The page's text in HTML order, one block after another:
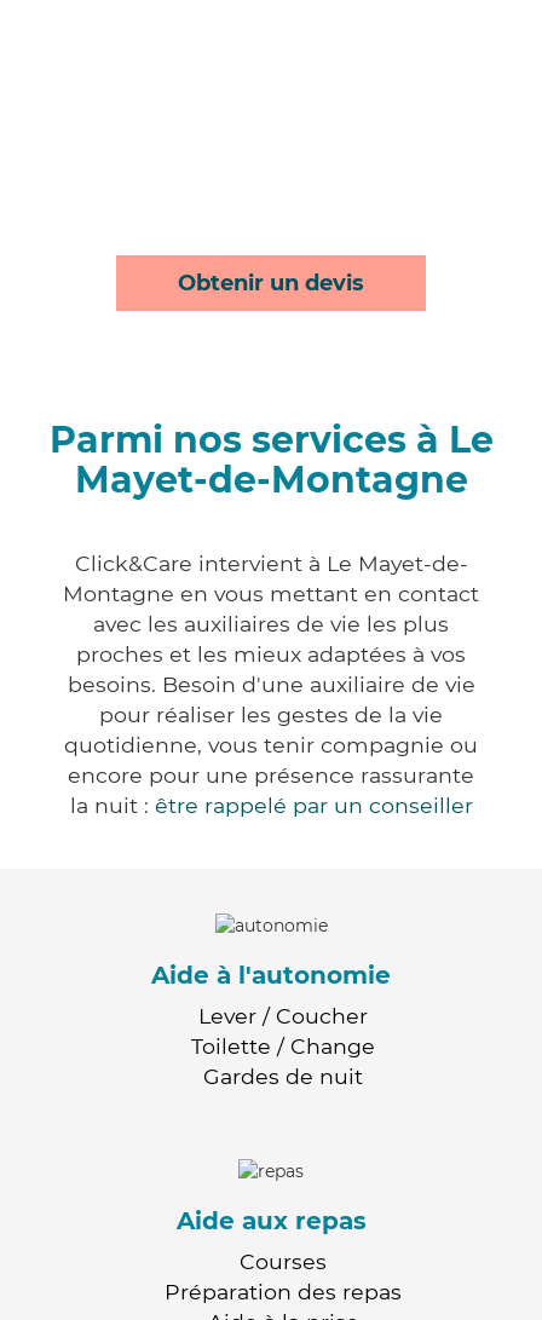
Obtenir un devis
Parmi nos services à Le
Mayet-de-Montagne
Click&Care intervient à Le Mayet-de-
Montagne en vous mettant en contact
avec les auxiliaires de vie les plus
proches et les mieux adaptées à vos
besoins. Besoin d'une auxiliaire de vie
pour réaliser les gestes de la vie
quotidienne, vous tenir compagnie ou
encore pour une présence rassurante
la nuit : être rappelé par un conseiller
Aide à l'autonomie
Lever / Coucher
Toilette / Change
Gardes de nuit
Aide aux repas
Courses
Préparation des repas